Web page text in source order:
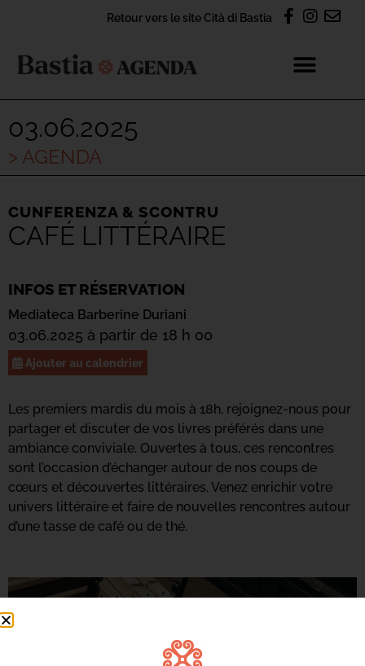
Retour vers le site Cità di Bastia
03.06.2025
> AGENDA
CUNFERENZA & SCONTRU
CAFÉ LITTÉRAIRE
INFOS ET RÉSERVATION
Mediateca Barberine Duriani
03.06.2025 à partir de 18 h 00
Ajouter au calendrier
Les premiers mardis du mois à 18h, rejoignez-nous pour
partager et discuter de vos livres préférés dans une
ambiance conviviale. Ouvertes à tous, ces rencontres
sont l’occasion d’échanger autour de nos coups de
cœurs et découvertes littéraires. Venez enrichir votre
univers littéraire et faire de nouvelles rencontres autour
d’une tasse de café ou de thé.